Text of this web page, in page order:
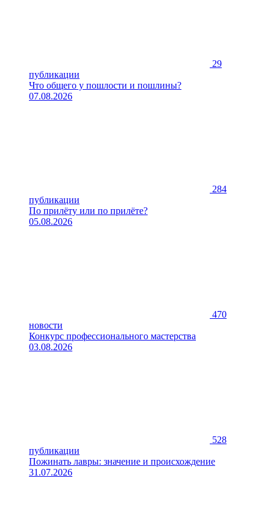
29
публикации
Что общего у пошлости и пошлины?
07.08.2026
284
публикации
По прилёту или по прилёте?
05.08.2026
470
новости
Конкурс профессионального мастерства
03.08.2026
528
публикации
Пожинать лавры: значение и происхождение
31.07.2026